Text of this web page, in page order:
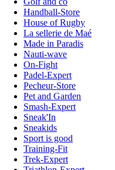
Handball-Store
House of Rugby
La sellerie de Maé
Made in Paradis
Nauti-wave
On-Fight
Padel-Expert
Pecheur-Store
Pet and Garden
Smash-Expert
Sneak'In
Sneakids
Sport is good
Training-Fit
Trek-Expert